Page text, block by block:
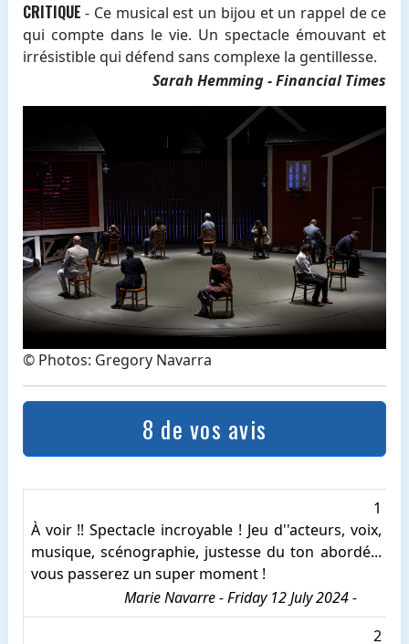
CRITIQUE - Ce musical est un bijou et un rappel de ce
qui compte dans le vie. Un spectacle émouvant et
irrésistible qui défend sans complexe la gentillesse.
Sarah Hemming - Financial Times
© Photos: Gregory Navarra
8 de vos avis
1
À voir !! Spectacle incroyable ! Jeu d''acteurs, voix,
musique, scénographie, justesse du ton abordé...
vous passerez un super moment !
Marie Navarre - Friday 12 July 2024 -
2